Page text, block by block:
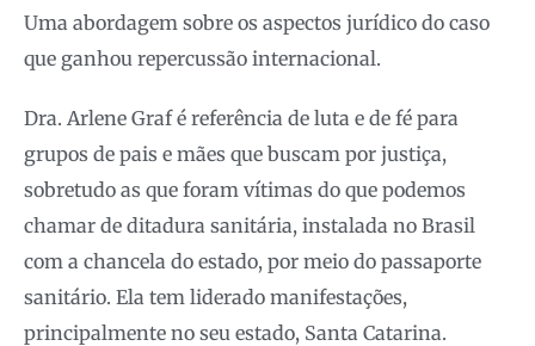
Uma abordagem sobre os aspectos jurídico do caso
que ganhou repercussão internacional.
Dra. Arlene Graf é referência de luta e de fé para
grupos de pais e mães que buscam por justiça,
sobretudo as que foram vítimas do que podemos
chamar de ditadura sanitária, instalada no Brasil
com a chancela do estado, por meio do passaporte
sanitário. Ela tem liderado manifestações,
principalmente no seu estado, Santa Catarina.